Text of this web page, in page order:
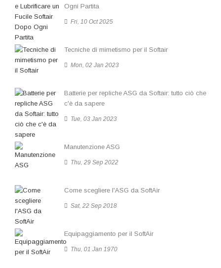
Ogni Partita
Fri, 10 Oct 2025
Tecniche di mimetismo per il Softair
Mon, 02 Jan 2023
Batterie per repliche ASG da Softair: tutto ciò che
c'è da sapere
Tue, 03 Jan 2023
Manutenzione ASG
Thu, 29 Sep 2022
Come scegliere l'ASG da SoftAir
Sat, 22 Sep 2018
Equipaggiamento per il SoftAir
Thu, 01 Jan 1970